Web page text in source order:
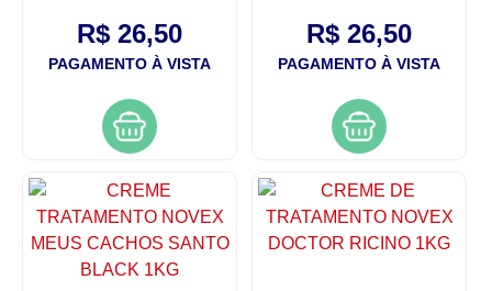
R$ 26,50
PAGAMENTO À VISTA
R$ 26,50
PAGAMENTO À VISTA